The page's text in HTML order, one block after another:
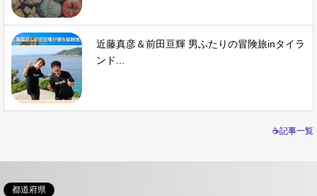
近藤真彦＆前田亘輝 男ふたりの冒険旅inタイラ
ンド...
☕記事一覧
都道府県